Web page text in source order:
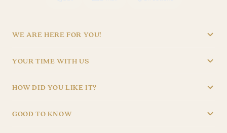
WE ARE HERE FOR YOU!
Batteriegasse 3, 92224 Amberg
YOUR TIME WITH US
Mon – Fri
06:30 – 22:30
HOW DID YOU LIKE IT?
4,8 1.835 reviews
GOOD TO KNOW